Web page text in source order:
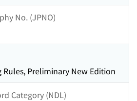
No. (JPNO)
Preliminary New Edition
Category (NDL)